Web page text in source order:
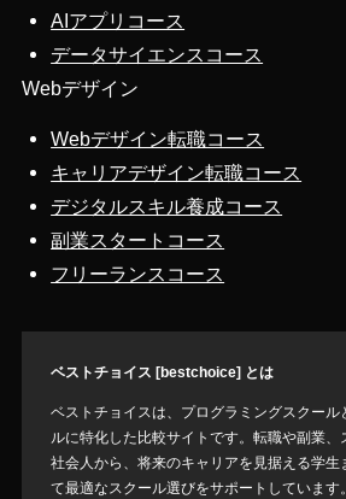
AIアプリコース
データサイエンスコース
Webデザイン
Webデザイン転職コース
キャリアデザイン転職コース
デジタルスキル養成コース
副業スタートコース
フリーランスコース
ベストチョイス [bestchoice] とは
ベストチョイスは、プログラミングスクール
ルに特化した比較サイトです。転職や副業
社会人から、将来のキャリアを見据える学生
て最適なスクール選びをサポートしています。